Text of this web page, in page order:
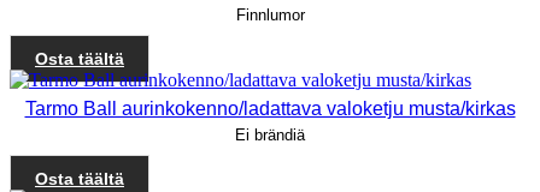
Finnlumor
Osta täältä
Tarmo Ball aurinkokenno/ladattava valoketju musta/kirkas
Ei brändiä
Osta täältä